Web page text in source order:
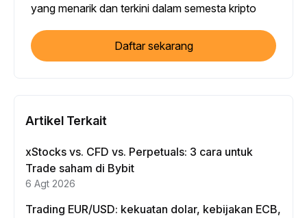
yang menarik dan terkini dalam semesta kripto
Daftar sekarang
Artikel Terkait
xStocks vs. CFD vs. Perpetuals: 3 cara untuk
Trade saham di Bybit
6 Agt 2026
Trading EUR/USD: kekuatan dolar, kebijakan ECB,